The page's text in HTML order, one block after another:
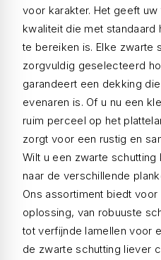
voor karakter. Het geeft
kwaliteit die met
te bereiken is. Elke zwarte
zorgvuldig geselecteerd
garandeert een dekking
evenaren is. Of u nu een
ruim perceel op het
zorgt voor een rustig en
Wilt u een zwarte
naar de verschillende
Ons assortiment biedt
oplossing, van robuuste
tot verfijnde lamellen voor
de zwarte schutting liever